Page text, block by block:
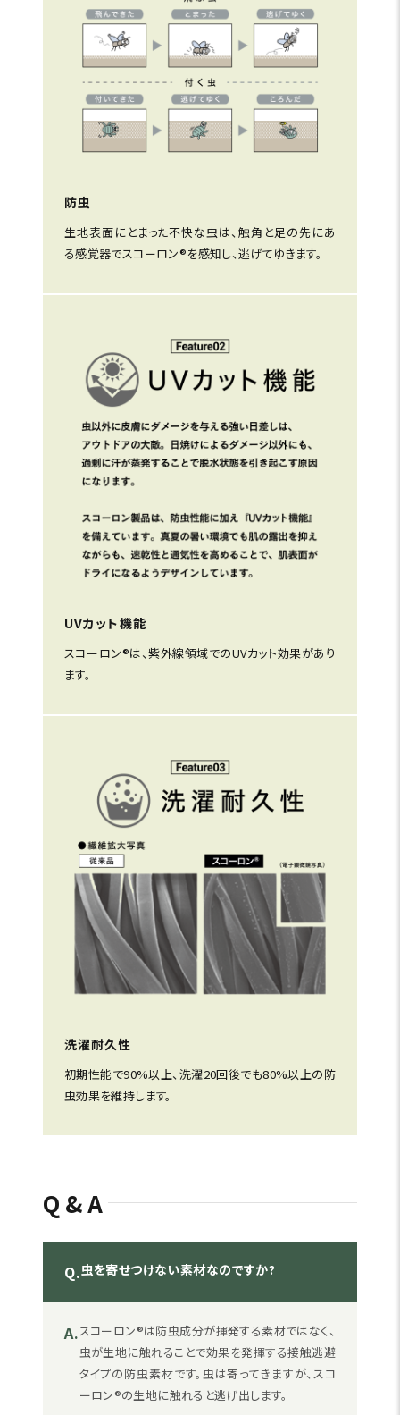
防虫
生地表面にとまった不快な虫は、触角と足の先にあ
る感覚器でスコーロン®を感知し、逃げてゆきます。
UVカット機能
スコーロン®は、紫外線領域でのUVカット効果があり
ます。
洗濯耐久性
初期性能で90%以上、洗濯20回後でも80%以上の防
虫効果を維持します。
Q&A
Q.虫を寄せつけない素材なのですか?
A.スコーロン®は防虫成分が揮発する素材ではなく、
虫が生地に触れることで効果を発揮する接触逃避
タイプの防虫素材です。虫は寄ってきますが、スコ
ーロン®の生地に触れると逃げ出します。